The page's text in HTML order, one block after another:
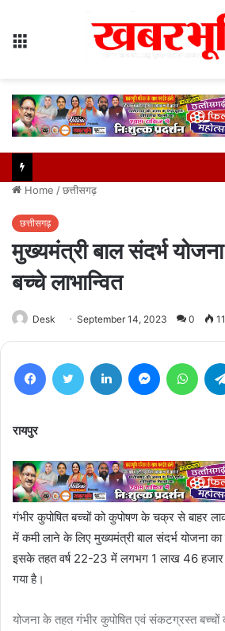
Home /छत्तीसगढ़
छत्तीसगढ़
मुख्यमंत्री बाल संदर्भ
बच्चे लाभान्वित
Desk September 14, 2023 0 11
FacebookTwitter LinkedIn Messenger
रायपुर
गंभीर कुपोषित बच्चों को कुपोषण के चक्र से बाहर
में कमी लाने के लिए मुख्यमंत्री बाल संदर्भ योजना
इसके तहत वर्ष 22-23 में लगभग 1 लाख 46 हजार
गया है।
योजना के तहत गंभीर कुपोषित एवं संकटग्रस्त बच्चों